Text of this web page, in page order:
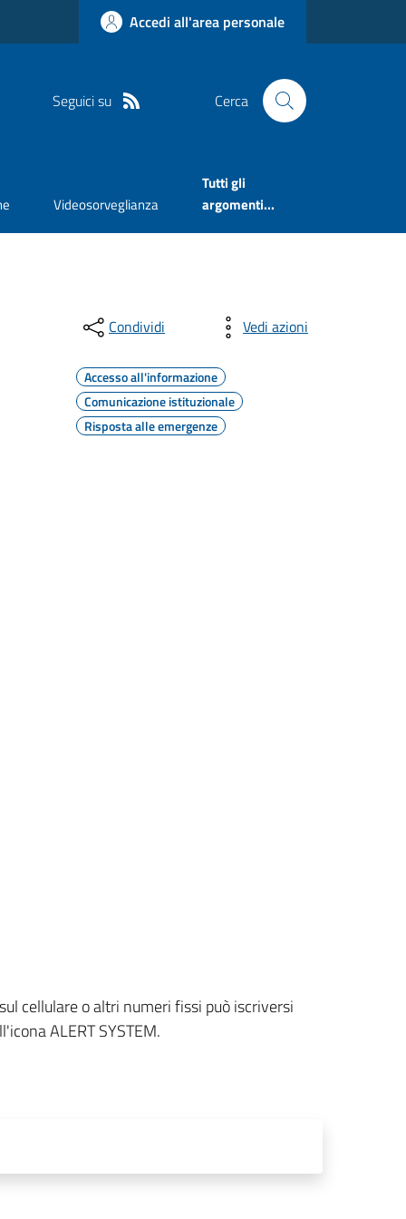
Accedi all'area personale
Seguici su Cerca
Videosorveglianza
Tutti gli
argomenti...
Condividi Vedi azioni
Accesso all'informazione
Comunicazione istituzionale
Risposta alle emergenze
cellulare o altri numeri fissi può iscriversi
ALERT SYSTEM.